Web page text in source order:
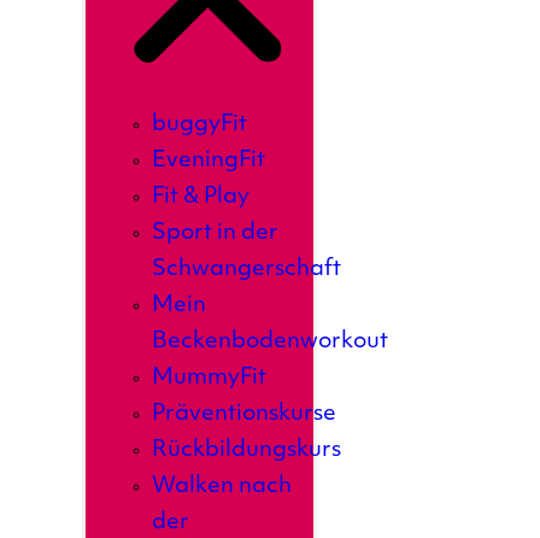
buggyFit
EveningFit
Fit & Play
Sport in der
Schwangerschaft
Mein
Beckenbodenworkout
MummyFit
Präventionskurse
Rückbildungskurs
Walken nach
der